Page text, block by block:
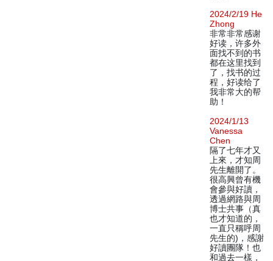
2024/2/19 He
Zhong
非常非常感谢
好读，许多外
面找不到的书
都在这里找到
了，找书的过
程，好读给了
我非常大的帮
助！
2024/1/13
Vanessa
Chen
隔了七年才又
上來，才知周
先生離開了。
很高興曾有機
會參與好讀，
透過網路與周
博士共事（真
也才知道的，
一直只稱呼周
先生的)，感謝
好讀團隊！也
和過去一樣，